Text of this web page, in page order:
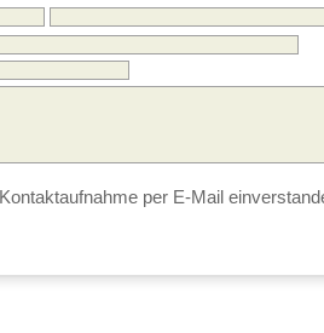
per E-Mail